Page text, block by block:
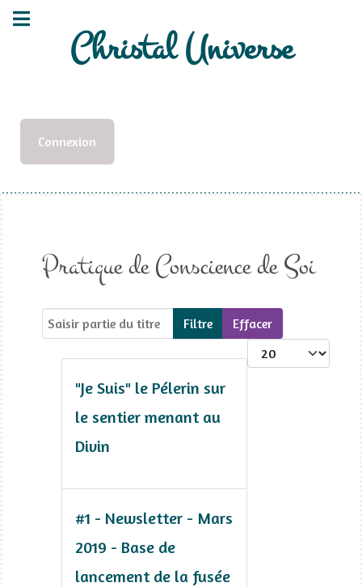
Christal Universe
Connexion
Pratique de Conscience de Soi
Saisir partie du titre Filtre
Effacer
Afficher #
"Je Suis" le Pélerin sur
le sentier menant au
Divin
#1 - Newsletter - Mars
2019 - Base de
lancement de la fusée